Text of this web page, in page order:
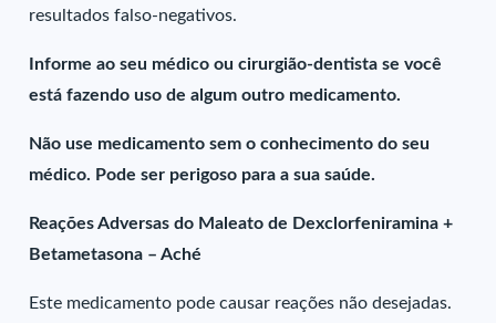
resultados falso-negativos.
Informe ao seu médico ou cirurgião-dentista se você
está fazendo uso de algum outro medicamento.
Não use medicamento sem o conhecimento do seu
médico. Pode ser perigoso para a sua saúde.
Reações Adversas do Maleato de Dexclorfeniramina +
Betametasona – Aché
Este medicamento pode causar reações não desejadas.